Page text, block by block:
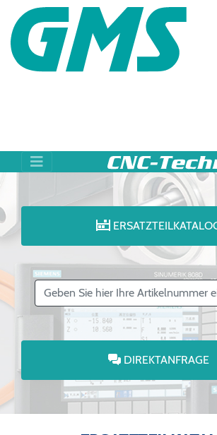
DIREKTANFRAGE